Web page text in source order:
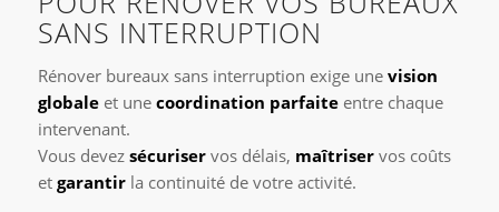
SANS INTERRUPTION
Rénover bureaux sans interruption exige une vision
globaleet une coordination parfaiteentre chaque
intervenant.
Vous devez sécuriservos délais, maîtriservos coûts
et garantirla continuité de votre activité.